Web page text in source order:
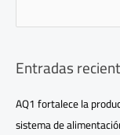
Entradas
AQ1 fortalece la
sistema de